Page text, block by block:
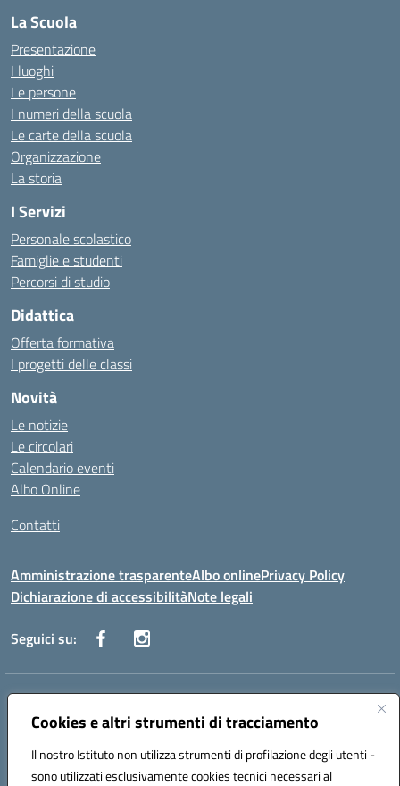
Cookies e altri strumenti di tracciamento
Il nostro Istituto non utilizza strumenti di profilazione degli utenti -
sono utilizzati esclusivamente cookies tecnici necessari al
La Scuola
Presentazione
I luoghi
Le persone
I numeri della scuola
Le carte della scuola
Organizzazione
La storia
I Servizi
Personale scolastico
Famiglie e studenti
Percorsi di studio
Didattica
Offerta formativa
I progetti delle classi
Novità
Le notizie
Le circolari
Calendario eventi
Albo Online
Contatti
Amministrazione trasparenteAlbo onlinePrivacy Policy
Dichiarazione di accessibilitàNote legali
Seguici su:
Indirizzo:
Centralino:0881636571 Email:fgps040004@istruzione.it
Codice fiscale: 80031370713